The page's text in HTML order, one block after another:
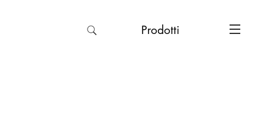
Prodotti